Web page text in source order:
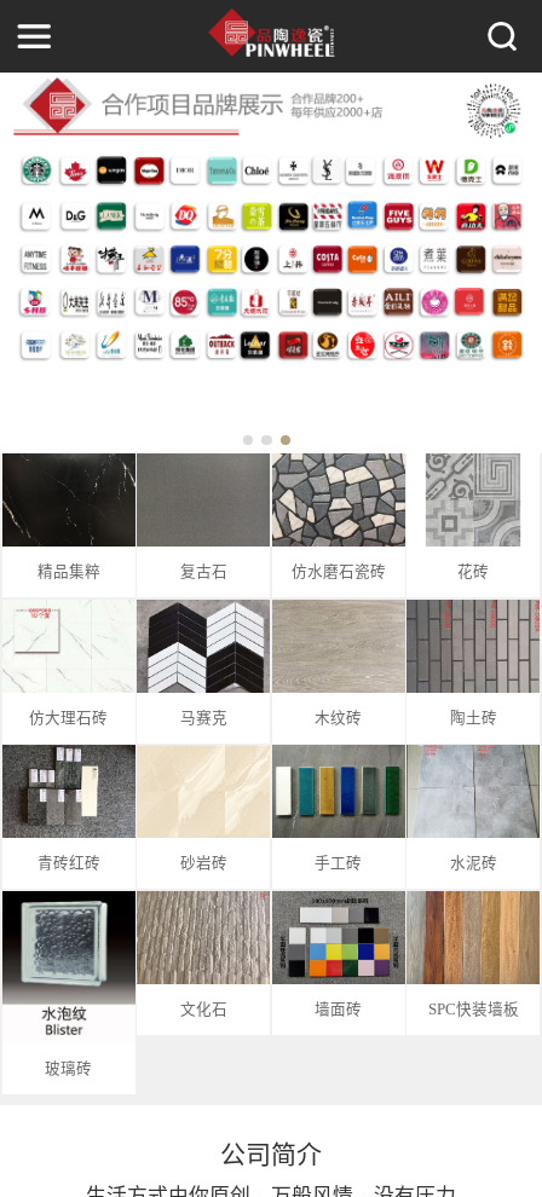
精品集粹 复古石 仿水磨石瓷砖 花砖
仿大理石砖 马赛克 木纹砖 陶土砖
青砖红砖 砂岩砖 手工砖 水泥砖
玻璃砖
文化石 墙面砖 SPC快装墙板
公司简介